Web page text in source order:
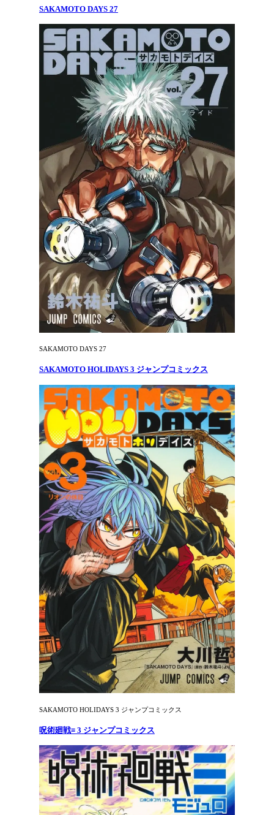
SAKAMOTO DAYS 27
SAKAMOTO DAYS 27
SAKAMOTO HOLIDAYS 3 ジャンプコミックス
SAKAMOTO HOLIDAYS 3 ジャンプコミックス
呪術廻戦≡ 3 ジャンプコミックス